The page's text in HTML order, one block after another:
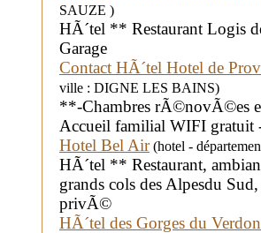
SAUZE )
HÃ´tel ** Restaurant Logis
Garage
Contact HÃ´tel Hotel de
ville : DIGNE LES BAINS)
**-Chambres rÃ©novÃ©es
Accueil familial WIFI gratuit
Hotel Bel Air(hotel -
HÃ´tel ** Restaurant,
grands cols des Alpesdu
privÃ©
HÃ´tel des Gorges du Verdon